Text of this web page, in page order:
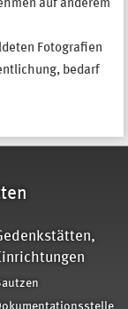
auf anderem
Fotografien
bedarf